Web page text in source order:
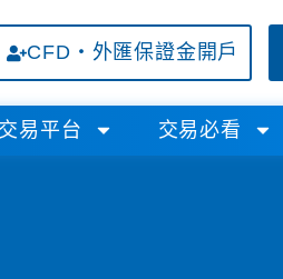
CFD・外匯保證金開戶
易平台 交易必看